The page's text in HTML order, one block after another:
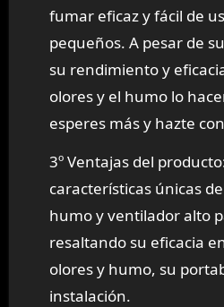
fumar eficaz y fácil de
pequeños. A pesar de
su rendimiento y
olores y el humo lo
esperes más y hazte
3º Ventajas del
características únicas
humo y ventilador alto
resaltando su eficacia
olores y humo, su
instalación.